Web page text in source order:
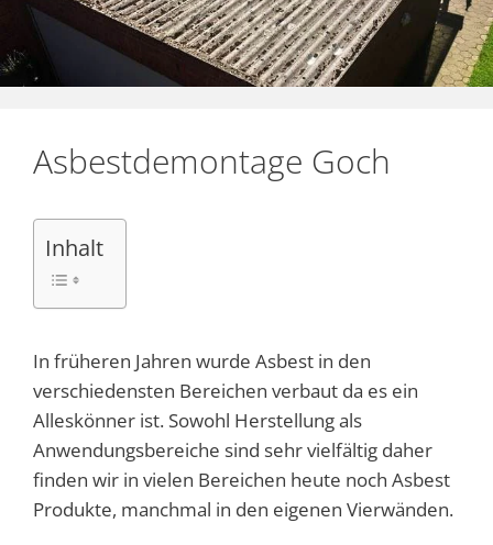
Asbestdemontage Goch
Inhalt
In früheren Jahren wurde Asbest in den
verschiedensten Bereichen verbaut da es ein
Alleskönner ist. Sowohl Herstellung als
Anwendungsbereiche sind sehr vielfältig daher
finden wir in vielen Bereichen heute noch Asbest
Produkte, manchmal in den eigenen Vierwänden.